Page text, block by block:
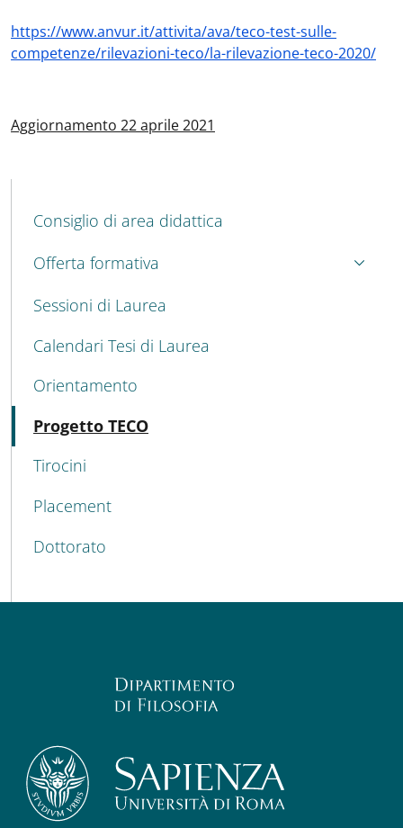
https://www.anvur.it/attivita/ava/teco-test-sulle-
competenze/rilevazioni-teco/la-rilevazione-teco-2020/
Aggiornamento 22 aprile 2021
MENU CEV SECOND NAVIGATION
Consiglio di area didattica
Offerta formativa
Sessioni di Laurea
Calendari Tesi di Laurea
Orientamento
Progetto TECO
Tirocini
Placement
Dottorato